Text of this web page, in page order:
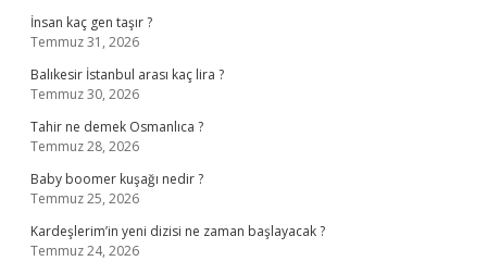
İnsan kaç gen taşır ?
Temmuz 31, 2026
Balıkesir İstanbul arası kaç lira ?
Temmuz 30, 2026
Tahir ne demek Osmanlıca ?
Temmuz 28, 2026
Baby boomer kuşağı nedir ?
Temmuz 25, 2026
Kardeşlerim’in yeni dizisi ne zaman başlayacak ?
Temmuz 24, 2026